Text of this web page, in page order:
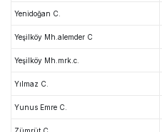
Yenidoğan C.
Yeşilköy Mh.alemder C
Yeşilköy Mh.mrk.c.
Yılmaz C.
Yunus Emre C.